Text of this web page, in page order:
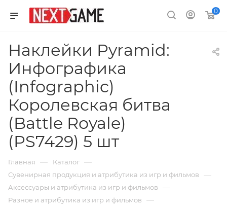
0
Наклейки Pyramid:
Инфографика
(Infographic)
Королевская битва
(Battle Royale)
(PS7429) 5 шт
Главная — Каталог —
Сувенирная продукция и атрибутика из игр и фильмов —
Аксессуары и атрибутика из игр и фильмов —
Разное и атрибутика из игр и фильмов —